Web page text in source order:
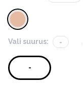
Vali suurus: -
-